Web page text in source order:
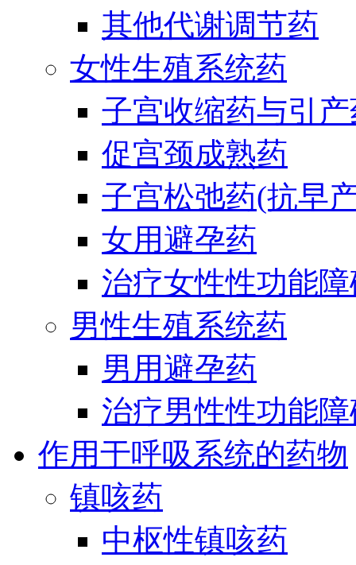
其他代谢调节药
女性生殖系统药
子宫收缩药与引
促宫颈成熟药
子宫松弛药(抗早
女用避孕药
治疗女性性功能
男性生殖系统药
男用避孕药
治疗男性性功能
作用于呼吸系统的药物
镇咳药
中枢性镇咳药